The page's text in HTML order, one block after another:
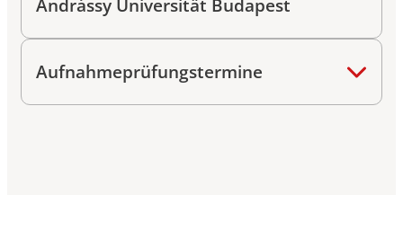
Andrássy Universität Budapest
Aufnahmeprüfungstermine